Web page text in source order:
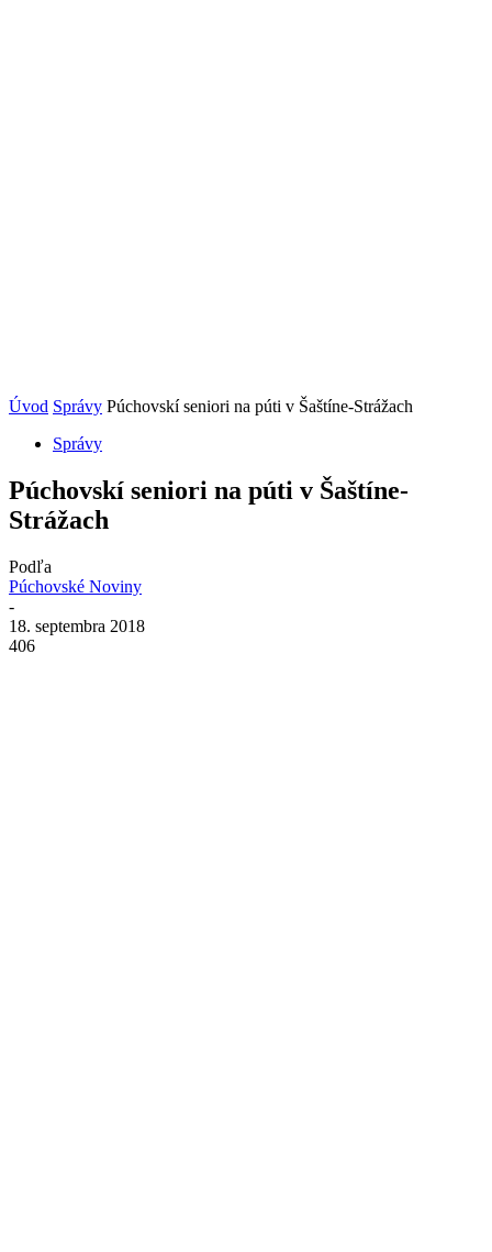
Úvod Správy Púchovskí seniori na púti v Šaštíne-Strážach
Správy
Púchovskí seniori na púti v Šaštíne-
Strážach
Podľa
Púchovské Noviny
-
18. septembra 2018
406